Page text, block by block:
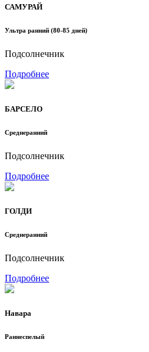
САМУРАЙ
Ультра ранний (80-85 дней)
Подсолнечник
Подробнее
БАРСЕЛО
Среднеранний
Подсолнечник
Подробнее
ГОЛДИ
Среднеранний
Подсолнечник
Подробнее
Навара
Раннеспелый